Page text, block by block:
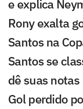
e explica
Rony exalta
Santos na
Santos se
dê suas notas
Gol perdido